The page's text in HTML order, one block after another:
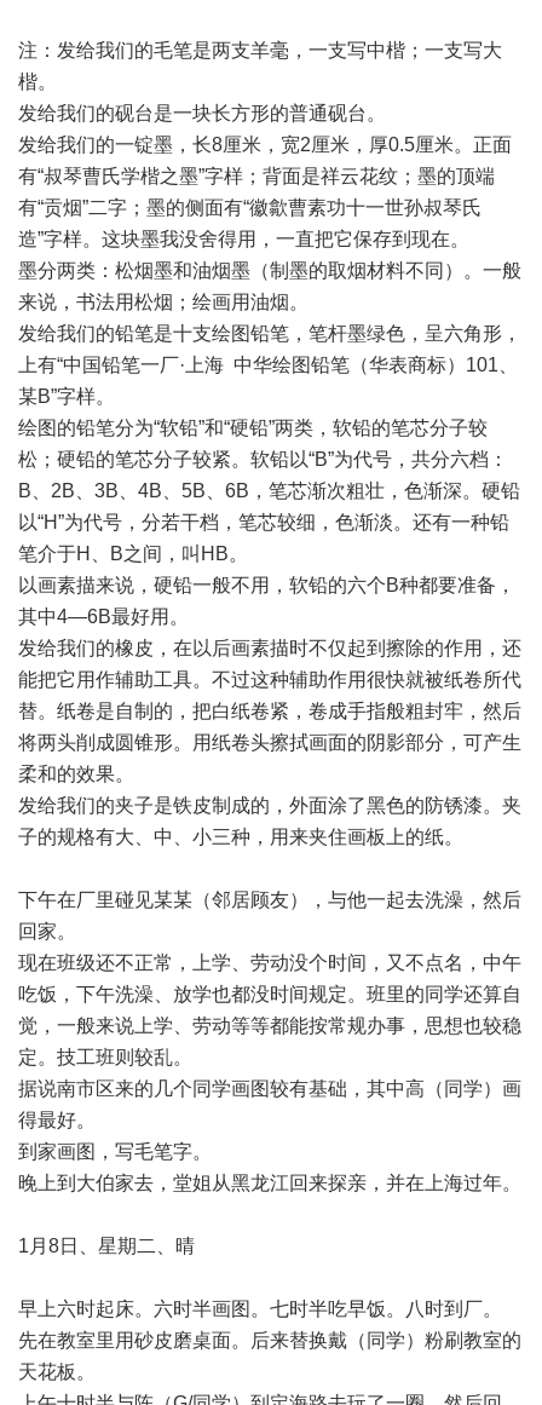
注：发给我们的毛笔是两支羊毫，一支写中楷；一支写大
楷。
发给我们的砚台是一块长方形的普通砚台。
发给我们的一锭墨，长8厘米，宽2厘米，厚0.5厘米。正面
有“叔琴曹氏学楷之墨”字样；背面是祥云花纹；墨的顶端
有“贡烟”二字；墨的侧面有“徽歙曹素功十一世孙叔琴氏
造”字样。这块墨我没舍得用，一直把它保存到现在。
墨分两类：松烟墨和油烟墨（制墨的取烟材料不同）。一般
来说，书法用松烟；绘画用油烟。
发给我们的铅笔是十支绘图铅笔，笔杆墨绿色，呈六角形，
上有“中国铅笔一厂·上海 中华绘图铅笔（华表商标）101、
某B”字样。
绘图的铅笔分为“软铅”和“硬铅”两类，软铅的笔芯分子较
松；硬铅的笔芯分子较紧。软铅以“B”为代号，共分六档：
B、2B、3B、4B、5B、6B，笔芯渐次粗壮，色渐深。硬铅
以“H”为代号，分若干档，笔芯较细，色渐淡。还有一种铅
笔介于H、B之间，叫HB。
以画素描来说，硬铅一般不用，软铅的六个B种都要准备，
其中4—6B最好用。
发给我们的橡皮，在以后画素描时不仅起到擦除的作用，还
能把它用作辅助工具。不过这种辅助作用很快就被纸卷所代
替。纸卷是自制的，把白纸卷紧，卷成手指般粗封牢，然后
将两头削成圆锥形。用纸卷头擦拭画面的阴影部分，可产生
柔和的效果。
发给我们的夹子是铁皮制成的，外面涂了黑色的防锈漆。夹
子的规格有大、中、小三种，用来夹住画板上的纸。
下午在厂里碰见某某（邻居顾友），与他一起去洗澡，然后
回家。
现在班级还不正常，上学、劳动没个时间，又不点名，中午
吃饭，下午洗澡、放学也都没时间规定。班里的同学还算自
觉，一般来说上学、劳动等等都能按常规办事，思想也较稳
定。技工班则较乱。
据说南市区来的几个同学画图较有基础，其中高（同学）画
得最好。
到家画图，写毛笔字。
晚上到大伯家去，堂姐从黑龙江回来探亲，并在上海过年。
1月8日、星期二、晴
早上六时起床。六时半画图。七时半吃早饭。八时到厂。
先在教室里用砂皮磨桌面。后来替换戴（同学）粉刷教室的
天花板。